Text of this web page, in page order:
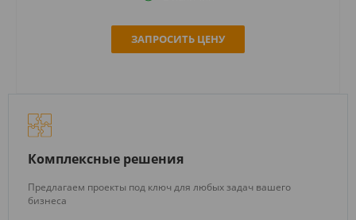
ЗАПРОСИТЬ ЦЕНУ
Комплексные решения
Предлагаем проекты под ключ для любых задач вашего
бизнеса